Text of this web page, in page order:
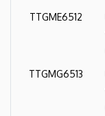
TTGME6512
TTGMG6513